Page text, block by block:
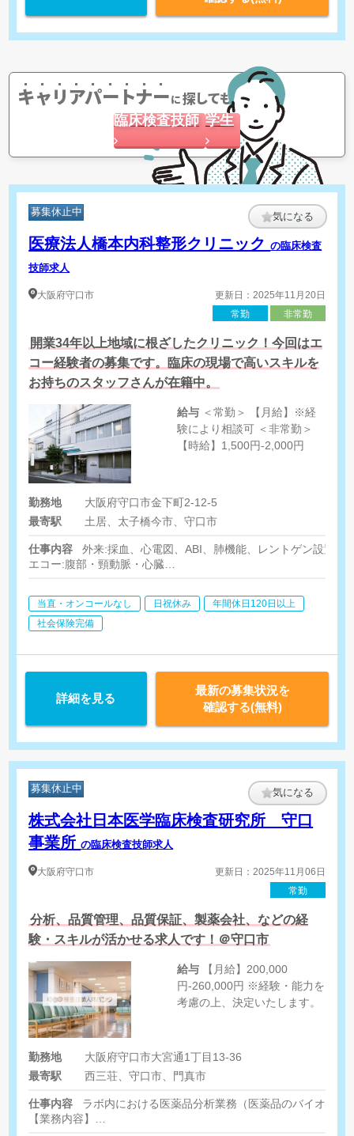
キャリアパートナーに探してもらう
臨床検査技師 学生
募集休止中 気になる
医療法人橋本内科整形クリニックの臨床検査
技師求人
大阪府守口市
更新日：2025年11月20日
常勤
非常勤
開業34年以上地域に根ざしたクリニック！今回はエ
コー経験者の募集です。臨床の現場で高いスキルを
お持ちのスタッフさんが在籍中。
給与
験により相談可 ＜非常勤＞
【時給】1,500円-2,000円
勤務地
大阪府守口市金下町2-12-5
最寄駅
土居、太子橋今市、守口市
仕事内容
外来:採血、心電図、ABI、肺機能、レントゲン設置
エコー:腹部・頸動脈・心臓
当直・オンコールなし 日祝休み
年間休日120日以上
社会保険完備
詳細を見る
最新の募集状況を
確認する(無料)
募集休止中 気になる
株式会社日本医学臨床検査研究所 守口
事業所の臨床検査技師求人
大阪府守口市
更新日：2025年11月06日
常勤
分析、品質管理、品質保証、製薬会社、などの経
験・スキルが活かせる求人です！＠守口市
給与
円-260,000円 ※経験・能力を
考慮の上、決定いたします。
勤務地
大阪府守口市大宮通1丁目13-36
最寄駅
西三荘、守口市、門真市
仕事内容
ラボ内における医薬品分析業務（医薬品のバイオアベ
【業務内容】